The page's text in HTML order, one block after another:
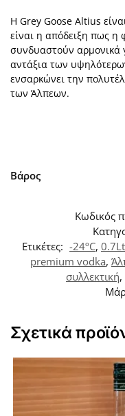
Η Grey Goose Altius
είναι η απόδειξη πως
συνδυαστούν αρμονικά
αντάξια των
ενσαρκώνει την
των Άλπεων.
Βάρος
Κωδικός
Ετικέτες: -24ºC, 0.7Lt
premium vodka,
συλλεκτική,
Σχετικά